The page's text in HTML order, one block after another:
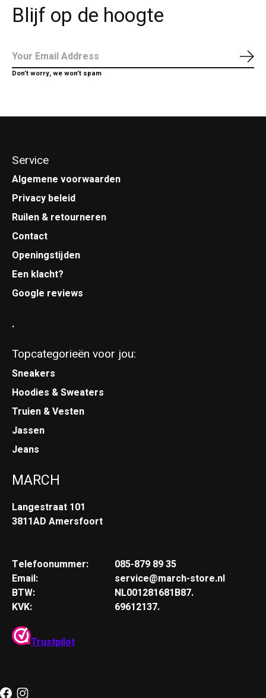
Blijf op de hoogte
Don’t worry, we won’t spam
Service
Algemene voorwaarden
Privacy beleid
Ruilen & retourneren
Contact
Openingstijden
Een klacht?
Google reviews
.
Topcategorieën voor jou:
Sneakers
Hoodies & Sweaters
Truien & Vesten
Jassen
Jeans
MARCH
Langestraat 101
3811AD Amersfoort
Telefoonummer:
Email:
BTW:
KVK:
085-879 89 35
service@march-store.nl
NL001281681B87.
69612137.
Trustpilot